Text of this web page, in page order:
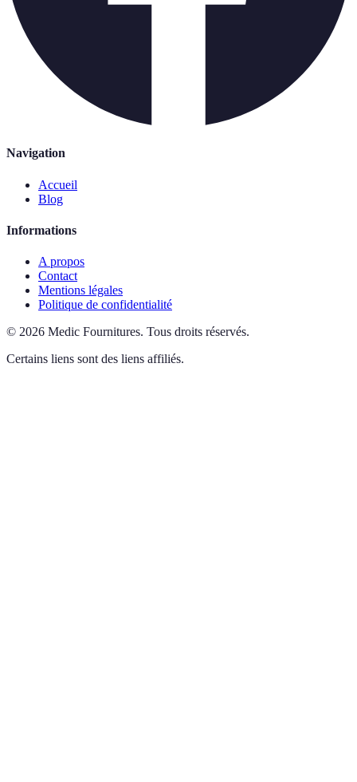
Navigation
Accueil
Blog
Informations
A propos
Contact
Mentions légales
Politique de confidentialité
© 2026 Medic Fournitures. Tous droits réservés.
Certains liens sont des liens affiliés.